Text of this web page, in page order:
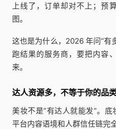
上线了，订单却对不上；预
图。
这也是为什么，2026 年问“有
跑结果的服务商，要把内容
来。
达人资源多，不等于你的品
美妆不是“有达人就能发”。
平台内容语境和人群信任链完